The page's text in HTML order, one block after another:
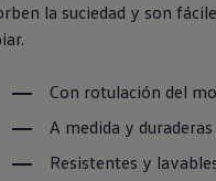
la suciedad y son
Con rotulación del
A medida y duraderas
Resistentes y